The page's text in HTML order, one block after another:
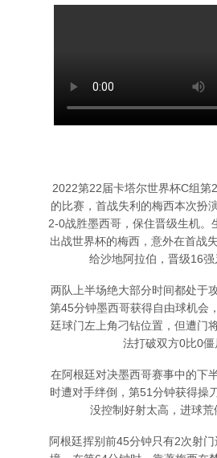
2022第22届卡塔尔世界杯C组第
的比赛，首战失利的梅西本次扮
2-0战胜墨西哥，保住晋级生机。
出战世界杯的梅西，意外在首战
给沙地阿拉伯，晋级16强
两队上半场绝大部分时间都处于
第45分钟墨西哥获得自由球机会
廷球门左上角刁钻位置，但遭门
法打破双方0比0僵
在阿根廷对决墨西哥赛事中的下
时遭对手绊倒，第51分钟获得操
没控制好射太高，进球荒
阿根廷挥别前45分钟只有2次射